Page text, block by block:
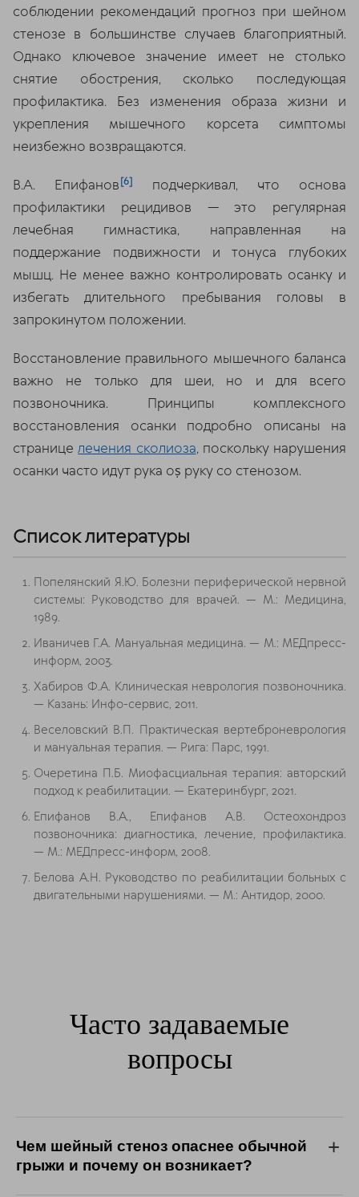
соблюдении рекомендаций прогноз при шейном
стенозе в большинстве случаев благоприятный.
Однако ключевое значение имеет не столько
снятие обострения, сколько последующая
профилактика. Без изменения образа жизни и
укрепления мышечного корсета симптомы
неизбежно возвращаются.
В.А. Епифанов[6]
подчеркивал, что основа
профилактики рецидивов — это регулярная
лечебная гимнастика, направленная на
поддержание подвижности и тонуса глубоких
мышц. Не менее важно контролировать осанку и
избегать длительного пребывания головы в
запрокинутом положении.
Восстановление правильного мышечного баланса
важно не только для шеи, но и для всего
позвоночника. Принципы комплексного
восстановления осанки подробно описаны на
страницелечения сколиоза, поскольку нарушения
осанки часто идут рука оṣ руку со стенозом.
Список литературы
Попелянский Я.Ю. Болезни периферической нервной
системы: Руководство для врачей. — М.: Медицина,
1989.
Иваничев Г.А. Мануальная медицина. — М.: МЕДпресс-
информ, 2003.
Хабиров Ф.А. Клиническая неврология позвоночника.
— Казань: Инфо-сервис, 2011.
Веселовский В.П. Практическая вертеброневрология
и мануальная терапия. — Рига: Парс, 1991.
Очеретина П.Б. Миофасциальная терапия: авторский
подход к реабилитации. — Екатеринбург, 2021.
Епифанов В.А., Епифанов А.В. Остеохондроз
позвоночника: диагностика, лечение, профилактика.
— М.: МЕДпресс-информ, 2008.
Белова А.Н. Руководство по реабилитации больных с
двигательными нарушениями. — М.: Антидор, 2000.
Часто задаваемые
вопросы
Чем шейный стеноз опаснее обычной
грыжи и почему он возникает?